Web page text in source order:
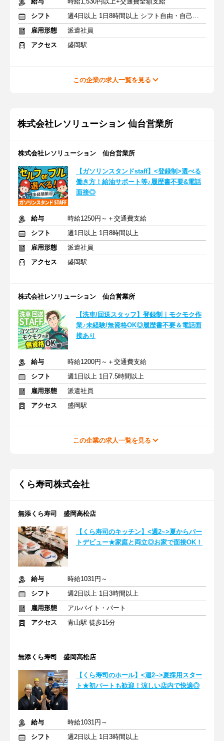
シフト
週4日以上 1日8時間以上 シフト自由・自己申告
雇用形態
派遣社員
アクセス
盛岡駅
この企業の求人一覧を見る
株式会社レソリューション 仙台営業所
株式会社レソリューション 仙台営業所
【ガソリンスタンドstaff】<登録制>選べる
働き方！給油サポート等♪履歴書不要&電話
面接◎
給与
時給1250円～＋交通費支給
シフト
週1日以上 1日8時間以上
雇用形態
派遣社員
アクセス
盛岡駅
株式会社レソリューション 仙台営業所
【洗車/回送スタッフ】登録制｜モクモク作
業♪未経験/無資格OK◎履歴書不要＆電話面
接あり
給与
時給1200円～＋交通費支給
シフト
週1日以上 1日7.5時間以上
雇用形態
派遣社員
アクセス
盛岡駅
この企業の求人一覧を見る
くら寿司株式会社
無添くら寿司 盛岡高松店
【くら寿司のキッチン】<週2~>夏からパー
トデビュー★家庭と両立◎お家で面接OK！
給与
時給1031円～
シフト
週2日以上 1日3時間以上
雇用形態
アルバイト・パート
アクセス
青山駅 徒歩15分
無添くら寿司 盛岡高松店
【くら寿司のホール】<週2~>夏採用スター
ト★初パートも歓迎！涼しい店内で快適◎
給与
時給1031円～
シフト
週2日以上 1日3時間以上